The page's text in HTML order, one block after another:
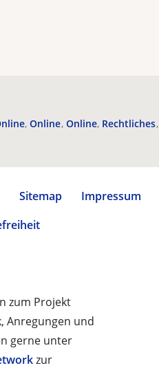
Online Online Rechtliches
Sitemap Impressum
zum Projekt
Anregungen und
gerne unter
zur